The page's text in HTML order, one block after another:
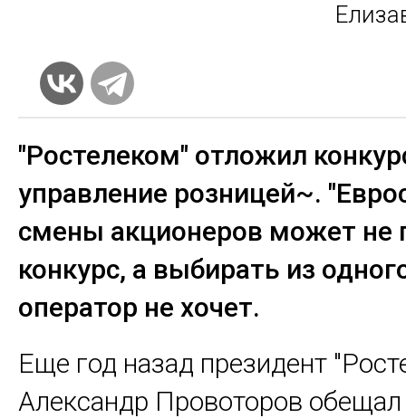
"Ростелеком" отложил
управление розницей~.
смены акционеров может не
конкурс, а выбирать из
оператор не хочет.
Еще год назад президент
Александр Провоторов обещал